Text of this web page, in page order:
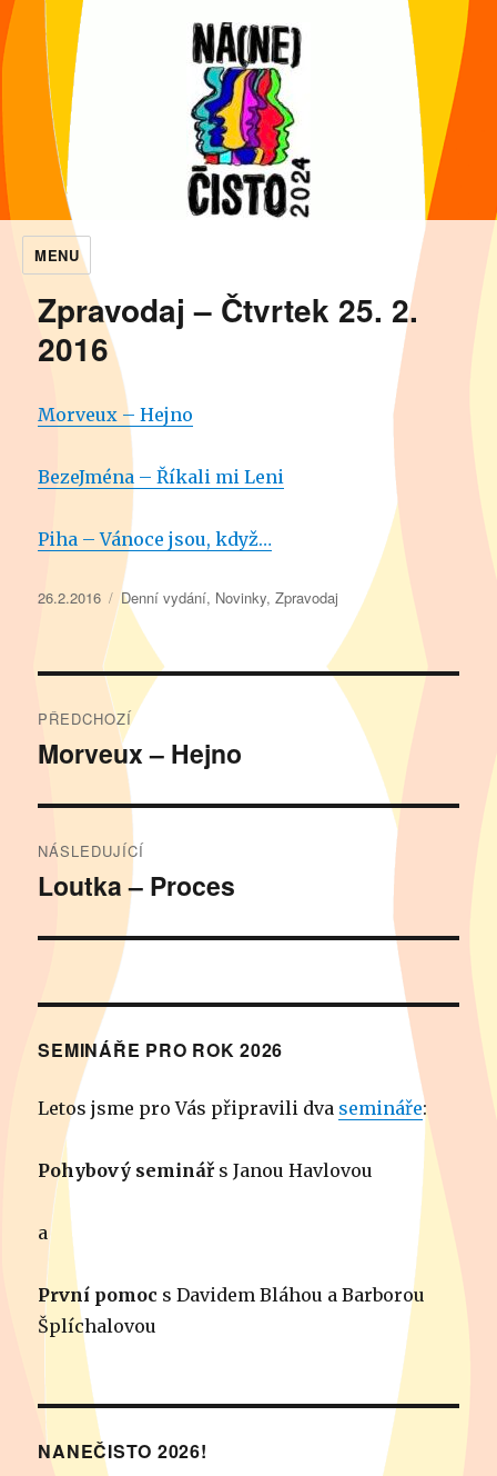
MENU
NaNečisto
Zpravodaj – Čtvrtek 25. 2.
2016
Morveux – Hejno
BezeJména – Říkali mi Leni
Piha – Vánoce jsou, když…
Publikováno:
26.2.2016 Rubriky:
Denní vydání, Novinky,Zpravodaj
Navigace
pro
příspěvek
PŘEDCHOZÍ
Předchozí
Morveux – Hejno
NÁSLEDUJÍCÍ
Následující
Loutka – Proces
SEMINÁŘE PRO ROK 2026
Letos jsme pro Vás připravili dva semináře:
Pohybový seminář s Janou Havlovou
a
První pomoc s Davidem Bláhou a Barborou
Šplíchalovou
NANEČISTO 2026!